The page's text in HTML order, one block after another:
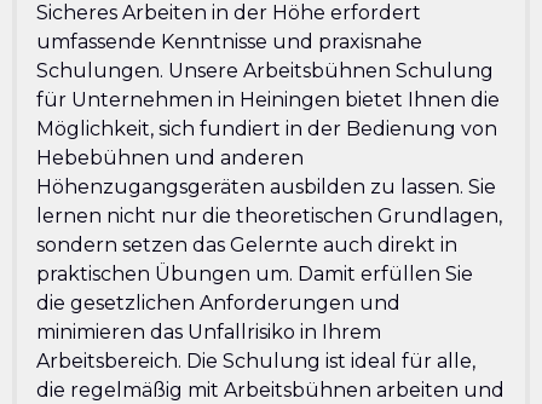
Sicheres Arbeiten in der Höhe erfordert
umfassende Kenntnisse und praxisnahe
Schulungen. Unsere Arbeitsbühnen Schulung
für Unternehmen in Heiningen bietet Ihnen die
Möglichkeit, sich fundiert in der Bedienung von
Hebebühnen und anderen
Höhenzugangsgeräten ausbilden zu lassen. Sie
lernen nicht nur die theoretischen Grundlagen,
sondern setzen das Gelernte auch direkt in
praktischen Übungen um. Damit erfüllen Sie
die gesetzlichen Anforderungen und
minimieren das Unfallrisiko in Ihrem
Arbeitsbereich. Die Schulung ist ideal für alle,
die regelmäßig mit Arbeitsbühnen arbeiten und